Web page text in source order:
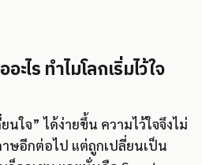
ไร ทำไมโลกเริ่มไว้ใจ
ใจ” ได้ง่ายขึ้น ความไว้ใจจึงไม่
ษอีกต่อไป แต่ถูกเปลี่ยนเป็น